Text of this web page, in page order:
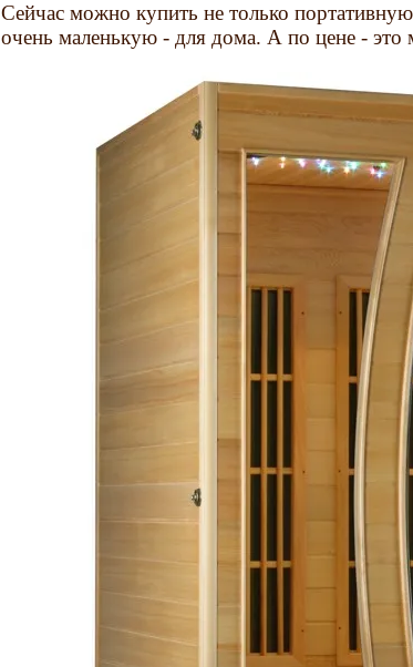
Сейчас можно купить не только
очень маленькую - для дома. А по цене - это